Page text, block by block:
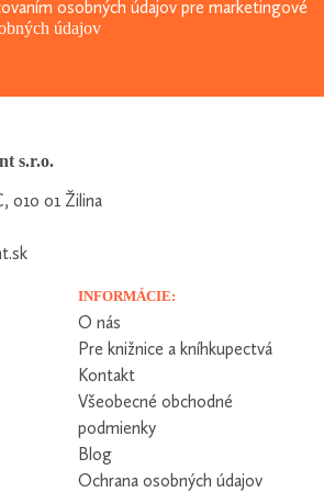
osobných údajov pre marketingové
údajov
s.r.o.
010 01 Žilina
INFORMÁCIE:
O nás
Pre knižnice a kníhkupectvá
Kontakt
Všeobecné obchodné
podmienky
Blog
Ochrana osobných údajov